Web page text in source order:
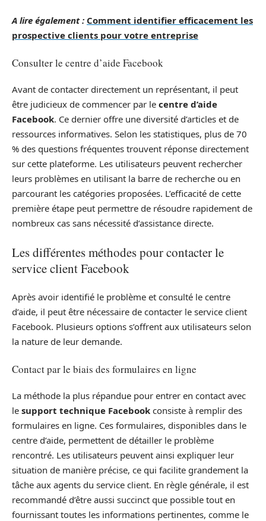
A lire également : Comment identifier efficacement les
prospective clients pour votre entreprise
Consulter le centre d’aide Facebook
Avant de contacter directement un représentant, il peut
être judicieux de commencer par le centre d’aide
Facebook. Ce dernier offre une diversité d’articles et de
ressources informatives. Selon les statistiques, plus de 70
% des questions fréquentes trouvent réponse directement
sur cette plateforme. Les utilisateurs peuvent rechercher
leurs problèmes en utilisant la barre de recherche ou en
parcourant les catégories proposées. L’efficacité de cette
première étape peut permettre de résoudre rapidement de
nombreux cas sans nécessité d’assistance directe.
Les différentes méthodes pour contacter le
service client Facebook
Après avoir identifié le problème et consulté le centre
d’aide, il peut être nécessaire de contacter le service client
Facebook. Plusieurs options s’offrent aux utilisateurs selon
la nature de leur demande.
Contact par le biais des formulaires en ligne
La méthode la plus répandue pour entrer en contact avec
le support technique Facebook consiste à remplir des
formulaires en ligne. Ces formulaires, disponibles dans le
centre d’aide, permettent de détailler le problème
rencontré. Les utilisateurs peuvent ainsi expliquer leur
situation de manière précise, ce qui facilite grandement la
tâche aux agents du service client. En règle générale, il est
recommandé d’être aussi succinct que possible tout en
fournissant toutes les informations pertinentes, comme le